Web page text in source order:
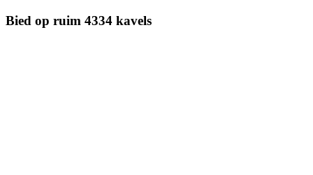
Bied op ruim 4334 kavels